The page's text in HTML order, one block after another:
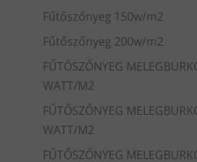
Fűtőszőnyeg 150w/m2
Fűtőszőnyeg 200w/m2
FŰTŐSZŐNYEG
WATT/M2
FŰTŐSZŐNYEG
WATT/M2
FŰTŐSZŐNYEG